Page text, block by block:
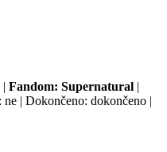
| Fandom: Supernatural |
| Dokončeno: dokončeno |